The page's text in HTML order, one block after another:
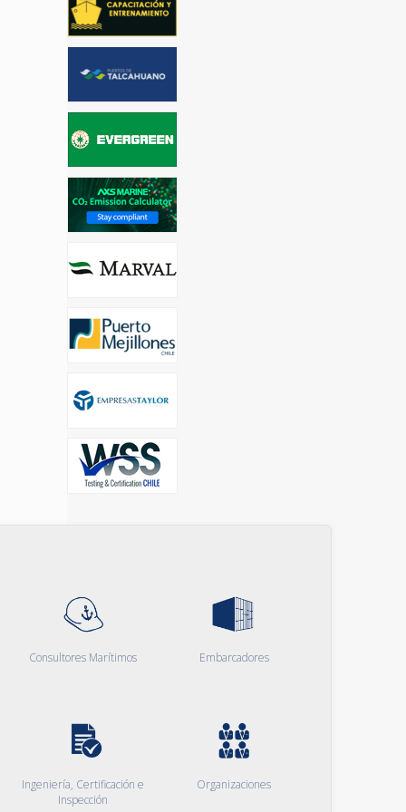
Consultores Marítimos Embarcadores
Ingeniería, Certificación e
Inspección
Organizaciones